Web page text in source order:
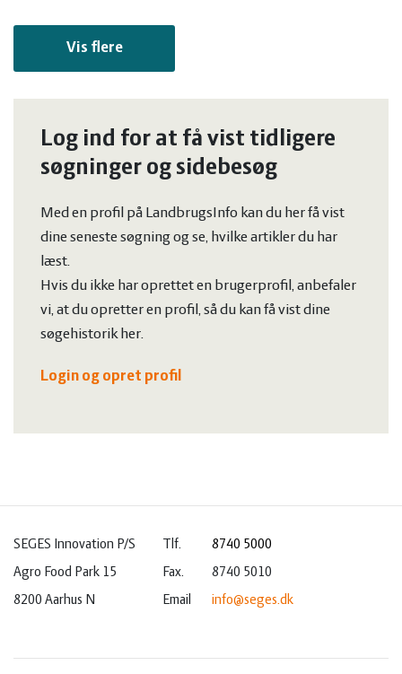
Vis flere
Log ind for at få vist tidligere
søgninger og sidebesøg
Med en profil på LandbrugsInfo kan du her få vist
dine seneste søgning og se, hvilke artikler du har
læst.
Hvis du ikke har oprettet en brugerprofil, anbefaler
vi, at du opretter en profil, så du kan få vist dine
søgehistorik her.
Login og opret profil
SEGES Innovation P/S
Agro Food Park 15
8200 Aarhus N
Tlf.
8740 5000
Fax.
8740 5010
Email
info@seges.dk